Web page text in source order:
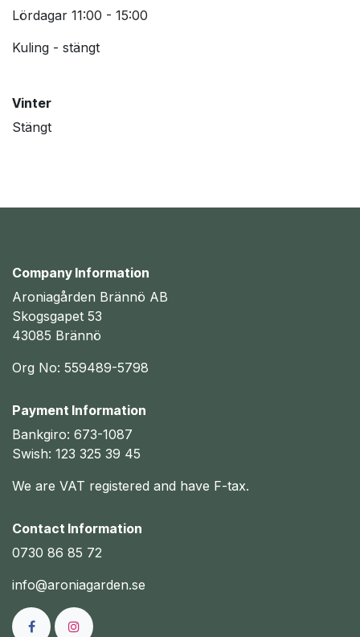
Lördagar 11:00 - 15:00
Kuling - stängt
Vinter
Stängt
Company Information
Aroniagården Brännö AB
Skogsgapet 53
43085 Brännö
Org No: 559489-5798
Payment Information
Bankgiro: 673-1087
Swish: 123 325 39 45
We are VAT registered and have F-tax.
Contact Information
0730 86 85 72
info@aroniagarden.se